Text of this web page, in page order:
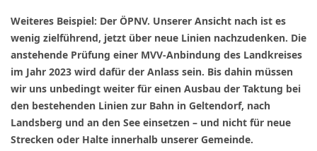
Weiteres Beispiel: Der ÖPNV. Unserer Ansicht nach ist es
wenig zielführend, jetzt über neue Linien nachzudenken. Die
anstehende Prüfung einer MVV-Anbindung des Landkreises
im Jahr 2023 wird dafür der Anlass sein. Bis dahin müssen
wir uns unbedingt weiter für einen Ausbau der Taktung bei
den bestehenden Linien zur Bahn in Geltendorf, nach
Landsberg und an den See einsetzen – und nicht für neue
Strecken oder Halte innerhalb unserer Gemeinde.